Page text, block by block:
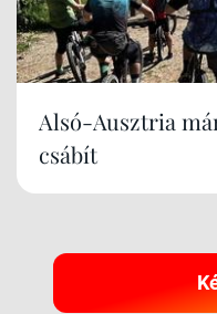
Alsó-Ausztria
csábít